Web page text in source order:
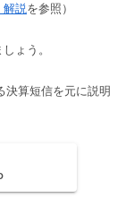
解説 を参照）
ょう。
決算短信を元に説明